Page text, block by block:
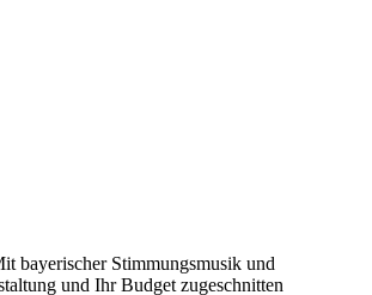
bayerischer Stimmungsmusik und
und Ihr Budget zugeschnitten